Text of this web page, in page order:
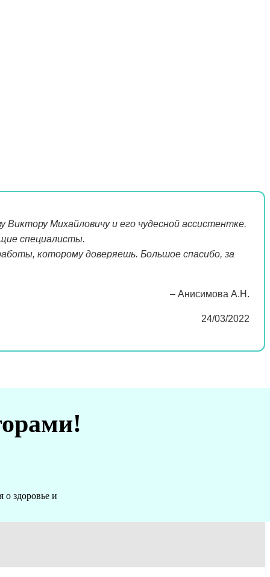
Виктору Михайловичу и его чудесной ассистентке.
специалисты.
которому доверяешь. Большое спасибо, за
– Анисимова А.Н.
24/03/2022
о здоровье и